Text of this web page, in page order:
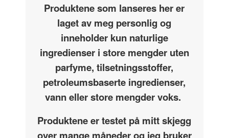
Produktene som lanseres her er
laget av meg personlig og
inneholder kun naturlige
ingredienser i store mengder uten
parfyme, tilsetningsstoffer,
petroleumsbaserte ingredienser,
vann eller store mengder voks.
Produktene er testet på mitt skjegg